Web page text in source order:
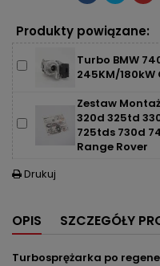
Produkty powiązane:
Turbo BMW
245KM/180kW
Zestaw
320d 325td
725tds 730d
Range Rover
 Drukuj
OPIS SZCZEGÓŁY
Turbosprężarka po